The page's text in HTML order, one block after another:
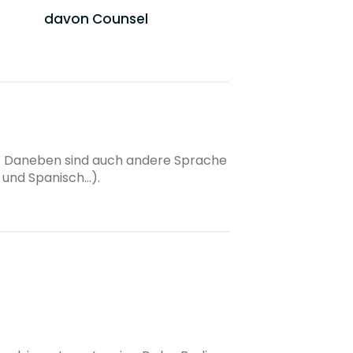
davon Counsel
sind auch andere Sprache
Spanisch...).